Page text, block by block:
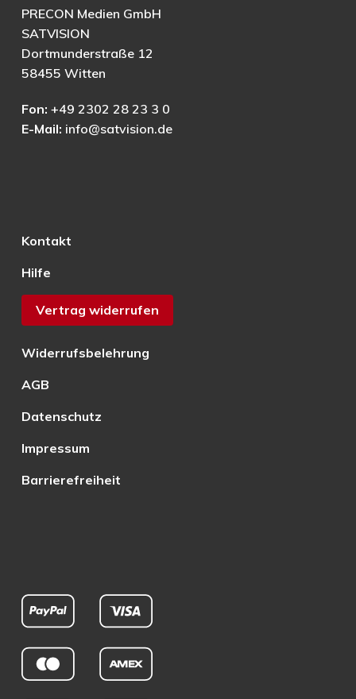
PRECON Medien GmbH
SATVISION
Dortmunderstraße 12
58455 Witten
Fon: +49 2302 28 23 3 0
E-Mail: info@satvision.de
Kontakt
Hilfe
Vertrag widerrufen
Widerrufsbelehrung
AGB
Datenschutz
Impressum
Barrierefreiheit